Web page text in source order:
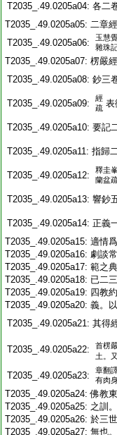
T2035_.49.0205a04: 各二
T2035_.49.0205a05: 二章
T2035_.49.0205a06:
玉慧
雜珠
T2035_.49.0205a07: 楞嚴
T2035_.49.0205a08: 鈔三
T2035_.49.0205a09:
經
疏 表
T2035_.49.0205a10: 要記
T2035_.49.0205a11: 指歸
T2035_.49.0205a12:
釋圭
蘭盆
T2035_.49.0205a13: 響鈔
T2035_.49.0205a14: 正義
T2035_.49.0205a15: 適情
T2035_.49.0205a16: 劇談
T2035_.49.0205a17: 範之
T2035_.49.0205a18: 已二
T2035_.49.0205a19: 四教
T2035_.49.0205a20: 義。
T2035_.49.0205a21: 其得
T2035_.49.0205a22: 首楞
土。
T2035_.49.0205a23:
章翻
有肉
T2035_.49.0205a24:佛教
T2035_.49.0205a25: 之訓
T2035_.49.0205a26: 於三
T2035_.49.0205a27: 無也